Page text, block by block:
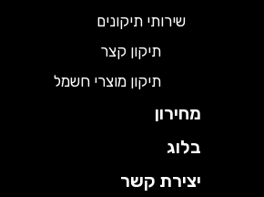
שירותי תיקונים
תיקון קצר
תיקון מוצרי חשמל
מחירון
בלוג
יצירת קשר